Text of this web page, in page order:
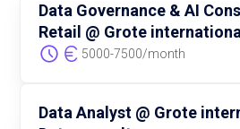
Data Governance & AI
Retail @ Grote
consultancy
5000-7500/month
Data Analyst @ Grote